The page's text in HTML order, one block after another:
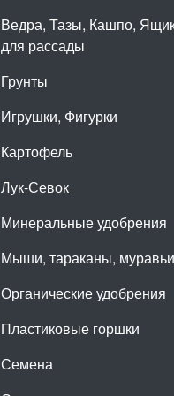
Ведра, Тазы, Кашпо,
для рассады
Грунты
Игрушки, Фигурки
Картофель
Лук-Севок
Минеральные удобрения
Мыши, тараканы, муравьи
Органические удобрения
Пластиковые горшки
Семена